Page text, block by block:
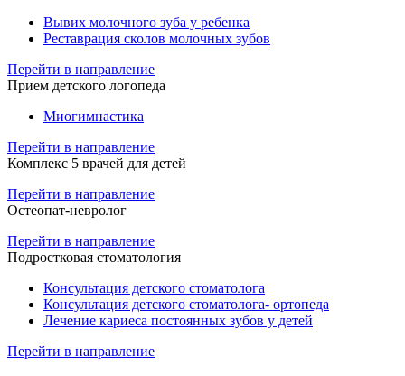
Вывих молочного зуба у ребенка
Реставрация сколов молочных зубов
Перейти в направление
Прием детского логопеда
Миогимнастика
Перейти в направление
Комплекс 5 врачей для детей
Перейти в направление
Остеопат-невролог
Перейти в направление
Подростковая стоматология
Консультация детского стоматолога
Консультация детского стоматолога- ортопеда
Лечение кариеса постоянных зубов у детей
Перейти в направление